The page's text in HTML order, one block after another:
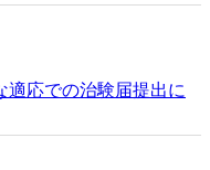
適応での治験届提出に